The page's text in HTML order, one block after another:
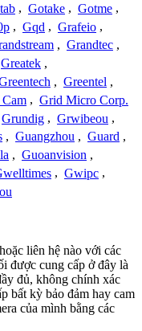
, Gotake , Gotme ,
, Gqd , Grafeio ,
, Grandtec ,
Greatek ,
, Greentel ,
, Grid Micro Corp.
Grundig , Grwibeou ,
, Guangzhou , Guard ,
, Guoanvision ,
, Gwipc ,
liên hệ nào với các
được cung cấp ở đây là
đủ, không chính xác
bất kỳ bảo đảm hay cam
của mình bằng các